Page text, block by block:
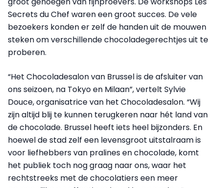
Secrets du Chef waren een groot succes. De vele
bezoekers konden er zelf de handen uit de mouwen
steken om verschillende chocoladegerechtjes uit te
proberen.
“Het Chocoladesalon van Brussel is de afsluiter van
ons seizoen, na Tokyo en Milaan”, vertelt Sylvie
Douce, organisatrice van het Chocoladesalon. “Wij
zijn altijd blij te kunnen terugkeren naar hét land van
de chocolade. Brussel heeft iets heel bijzonders. En
hoewel de stad zelf een levensgroot uitstalraam is
voor liefhebbers van pralines en chocolade, komt
het publiek toch nog graag naar ons, waar het
rechtstreeks met de chocolatiers een meer